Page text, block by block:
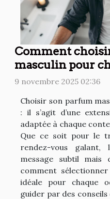
Comment
masculin pour
9 novembre 2025 02:36
Choisir son parfum
: il s’agit d’une
adaptée à chaque
Que ce soit pour le
rendez-vous
message subtil mais
comment
idéale pour chaque
guider par des